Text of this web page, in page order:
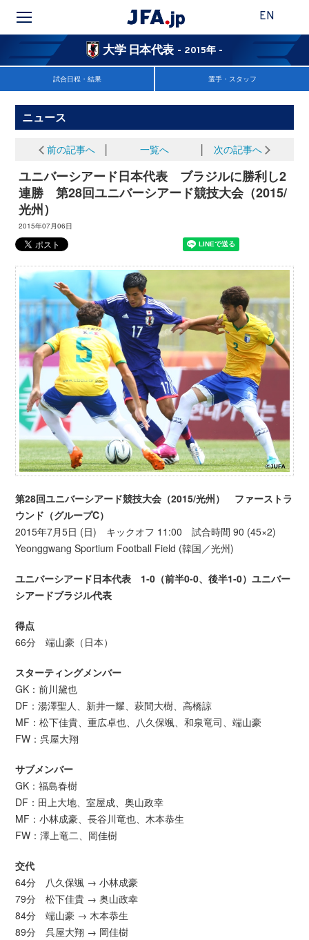
EN
大学 日本代表 - 2015年 -
試合日程・結果 選手・スタッフ
ニュース
前の記事へ 一覧へ 次の記事へ
ユニバーシアード日本代表 ブラジルに勝利し2
連勝 第28回ユニバーシアード競技大会（2015/
光州）
2015年07月06日
第28回ユニバーシアード競技大会（2015/光州） ファーストラ
ウンド（グループC）
2015年7月5日 (日) キックオフ 11:00 試合時間 90 (45×2)
Yeonggwang Sportium Football Field (韓国／光州)
ユニバーシアード日本代表 1-0（前半0-0、後半1-0）ユニバー
シアードブラジル代表
得点
66分 端山豪（日本）
スターティングメンバー
GK：前川黛也
DF：湯澤聖人、新井一耀、萩間大樹、高橋諒
MF：松下佳貴、重広卓也、八久保颯、和泉竜司、端山豪
FW：呉屋大翔
サブメンバー
GK：福島春樹
DF：田上大地、室屋成、奥山政幸
MF：小林成豪、長谷川竜也、木本恭生
FW：澤上竜二、岡佳樹
交代
64分 八久保颯 → 小林成豪
79分 松下佳貴 → 奥山政幸
84分 端山豪 → 木本恭生
89分 呉屋大翔 → 岡佳樹